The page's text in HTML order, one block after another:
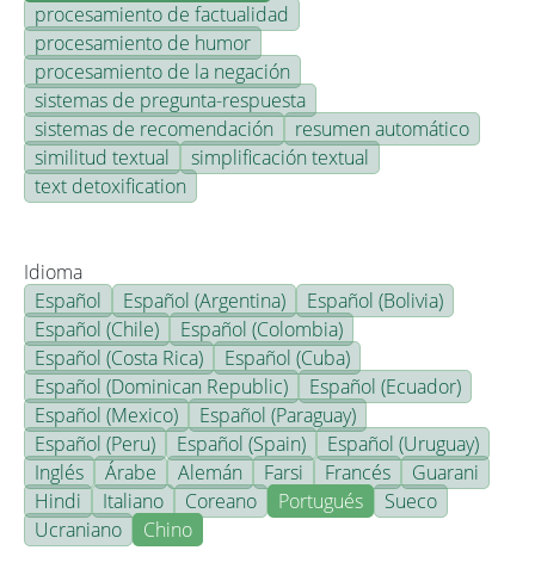
procesamiento de factualidad
procesamiento de humor
procesamiento de la negación
sistemas de pregunta-respuesta
sistemas de recomendación
resumen automático
similitud textual
simplificación textual
text detoxification
Idioma
Español
Español (Argentina)
Español (Bolivia)
Español (Chile)
Español (Colombia)
Español (Costa Rica)
Español (Cuba)
Español (Dominican Republic)
Español (Ecuador)
Español (Mexico)
Español (Paraguay)
Español (Peru)
Español (Spain)
Español (Uruguay)
Inglés
Árabe Alemán Farsi Francés
Guarani
Hindi
Italiano Coreano Portugués
Sueco
Ucraniano
Chino